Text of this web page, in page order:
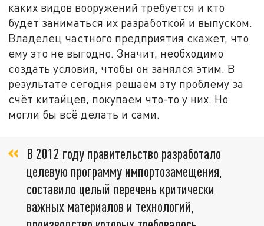
каких видов вооружений требуется и кто
будет заниматься их разработкой и выпуском.
Владелец частного предприятия скажет, что
ему это не выгодно. Значит, необходимо
создать условия, чтобы он занялся этим. В
результате сегодня решаем эту проблему за
счёт китайцев, покупаем что-то у них. Но
могли бы всё делать и сами.
В 2012 году правительство разработало
целевую программу импортозамещения,
составило целый перечень критически
важных материалов и технологий,